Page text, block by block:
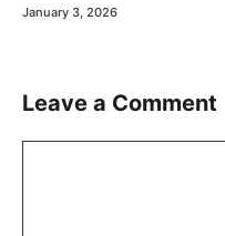
January 3, 2026
Leave a Comment